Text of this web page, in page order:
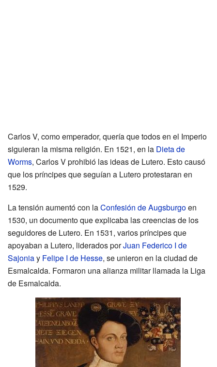
Carlos V, como emperador, quería que todos en el Imperio
siguieran la misma religión. En 1521, en la Dieta de
Worms, Carlos V prohibió las ideas de Lutero. Esto causó
que los príncipes que seguían a Lutero protestaran en
1529.
La tensión aumentó con laConfesión de Augsburgoen
1530, un documento que explicaba las creencias de los
seguidores de Lutero. En 1531, varios príncipes que
apoyaban a Lutero, liderados porJuan Federico I de
Sajoniay Felipe I de Hesse, se unieron en la ciudad de
Esmalcalda. Formaron una alianza militar llamada la Liga
de Esmalcalda.